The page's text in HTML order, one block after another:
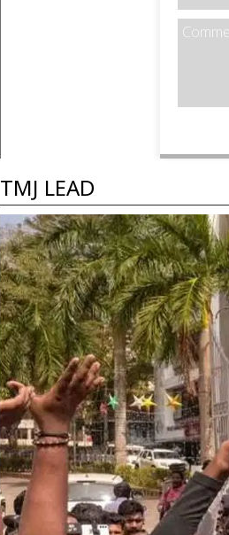
TMJ LEAD